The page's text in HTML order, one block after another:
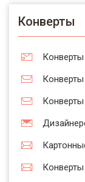
Конверты